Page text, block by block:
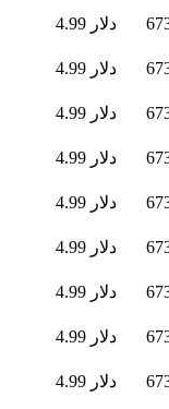
4.99 دلار
4.99 دلار
4.99 دلار
4.99 دلار
4.99 دلار
4.99 دلار
4.99 دلار
4.99 دلار
4.99 دلار